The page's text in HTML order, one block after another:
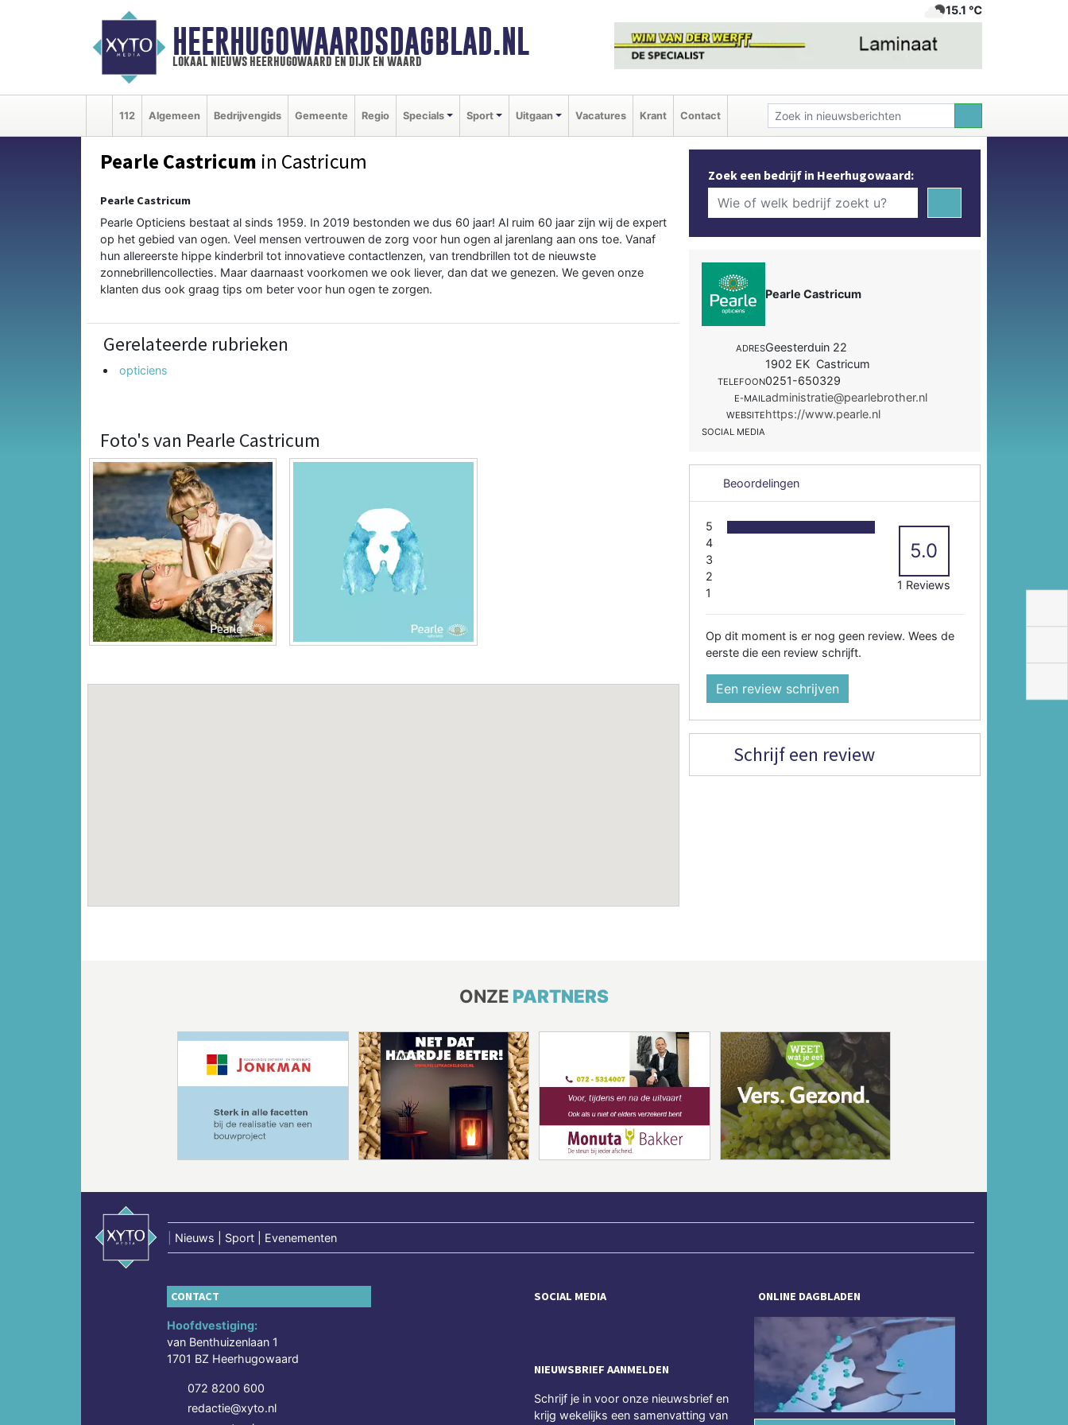
HEERHUGOWAARDSDAGBLAD.NL
lokaal nieuws heerhugowaard en dijk en waard
15.1 ℃
112 Algemeen Bedrijvengids Gemeente Regio Specials Sport Uitgaan Vacatures Krant Contact
Pearle Castricum in Castricum
Pearle Castricum
Pearle Opticiens bestaat al sinds 1959. In 2019 bestonden we dus 60 jaar! Al ruim 60 jaar zijn wij de expert
op het gebied van ogen. Veel mensen vertrouwen de zorg voor hun ogen al jarenlang aan ons toe. Vanaf
hun allereerste hippe kinderbril tot innovatieve contactlenzen, van trendbrillen tot de nieuwste
zonnebrillencollecties. Maar daarnaast voorkomen we ook liever, dan dat we genezen. We geven onze
klanten dus ook graag tips om beter voor hun ogen te zorgen.
Gerelateerde rubrieken
opticiens
Foto's van Pearle Castricum
Zoek een bedrijf in Heerhugowaard:
Pearle Castricum
ADRESGeesterduin 22
1902 EK Castricum
TELEFOON0251-650329
E-MAILadministratie@pearlebrother.nl
WEBSITEhttps://www.pearle.nl
SOCIAL MEDIA
Beoordelingen
5
4
3
2
1
5.0
1 Reviews
Op dit moment is er nog geen review. Wees de
eerste die een review schrijft.
Een review schrijven
Schrijf een review
ONZE PARTNERS
Nieuws | Sport | Evenementen
CONTACT
Hoofdvestiging:
van Benthuizenlaan 1
1701 BZ Heerhugowaard
072 8200 600
redactie@xyto.nl
SOCIAL MEDIA
NIEUWSBRIEF AANMELDEN
Schrijf je in voor onze nieuwsbrief en
krijg wekelijks een samenvatting van
ONLINE DAGBLADEN